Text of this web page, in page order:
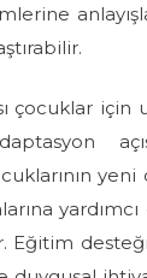
çocuklar
Eğitim